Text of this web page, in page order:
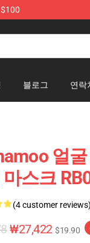
블로그 연락
얼
스크
(4 customer
₩27,422 $19.90